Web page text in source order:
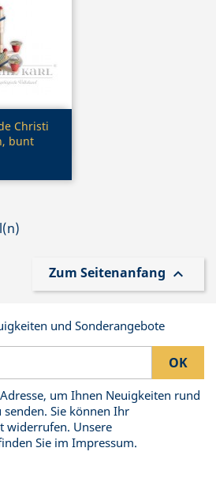
Christi
bunt
Zum Seitenanfang 
und Sonderangebote
um Ihnen Neuigkeiten rund
Sie können Ihr
widerrufen. Unsere
Sie im Impressum.